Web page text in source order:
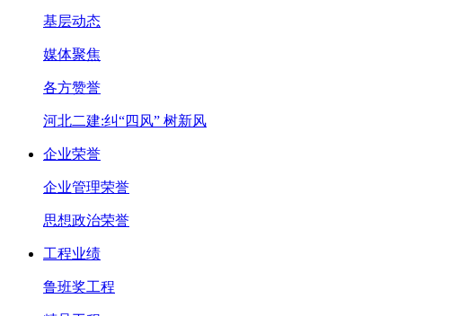
基层动态
媒体聚焦
各方赞誉
河北二建:纠“四风” 树新风
企业荣誉
企业管理荣誉
思想政治荣誉
工程业绩
鲁班奖工程